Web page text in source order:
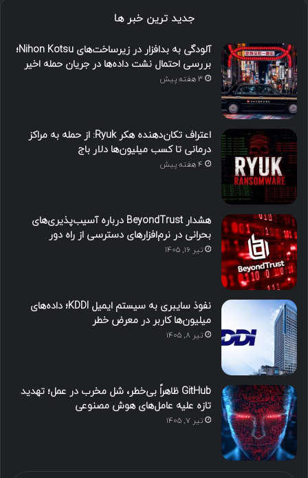
جدید ترین خبر ها
آلودگی به بدافزار در زیرساخت‌های Nihon Kotsu؛
بررسی احتمال نشت داده‌ها در جریان حمله اخیر
3 هفته پیش
اعتراف تکان‌دهنده هکر Ryuk: از حمله به مراکز
درمانی تا کسب میلیون‌ها دلار باج
4 هفته پیش
هشدار BeyondTrust درباره آسیب‌پذیری‌های
بحرانی در نرم‌افزارهای دسترسی از راه دور
تیر ۱۶, ۱۴۰۵
نفوذ سایبری به سیستم ایمیل KDDI؛ داده‌های
میلیون‌ها کاربر در معرض خطر
تیر ۸, ۱۴۰۵
GitHub ظاهراً بی‌خطر، شل مخرب در عمل؛ تهدید
تازه علیه عامل‌های هوش مصنوعی
تیر ۷, ۱۴۰۵